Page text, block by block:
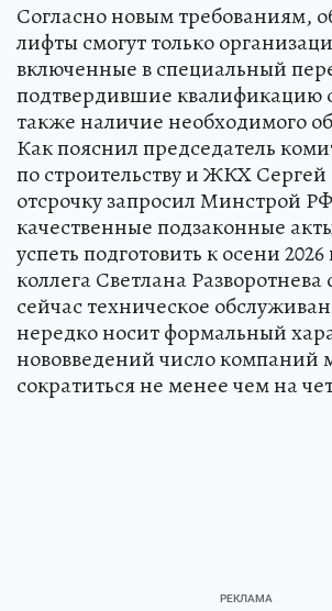
Согласно новым требованиям,
лифты смогут только
включенные в специальный
подтвердившие квалификацию
также наличие необходимого
Как пояснил председатель
по строительству и ЖКХ
отсрочку запросил Минстрой
качественные подзаконные
успеть подготовить к осени 2026
коллега Светлана Разворотнева
сейчас техническое
нередко носит формальный
нововведений число компаний
сократиться не менее чем на